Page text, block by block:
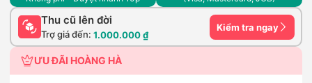
Thu cũ lên đời
Trợ giá đến: 1.000.000 ₫
Kiểm tra ngay
ƯU ĐÃI HOÀNG HÀ